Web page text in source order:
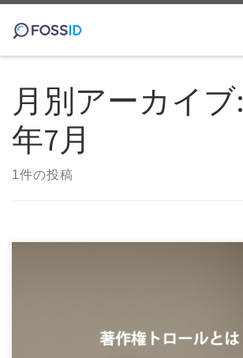
コンテンツへスキップ
月別アーカイブ:
年7月
1件の投稿